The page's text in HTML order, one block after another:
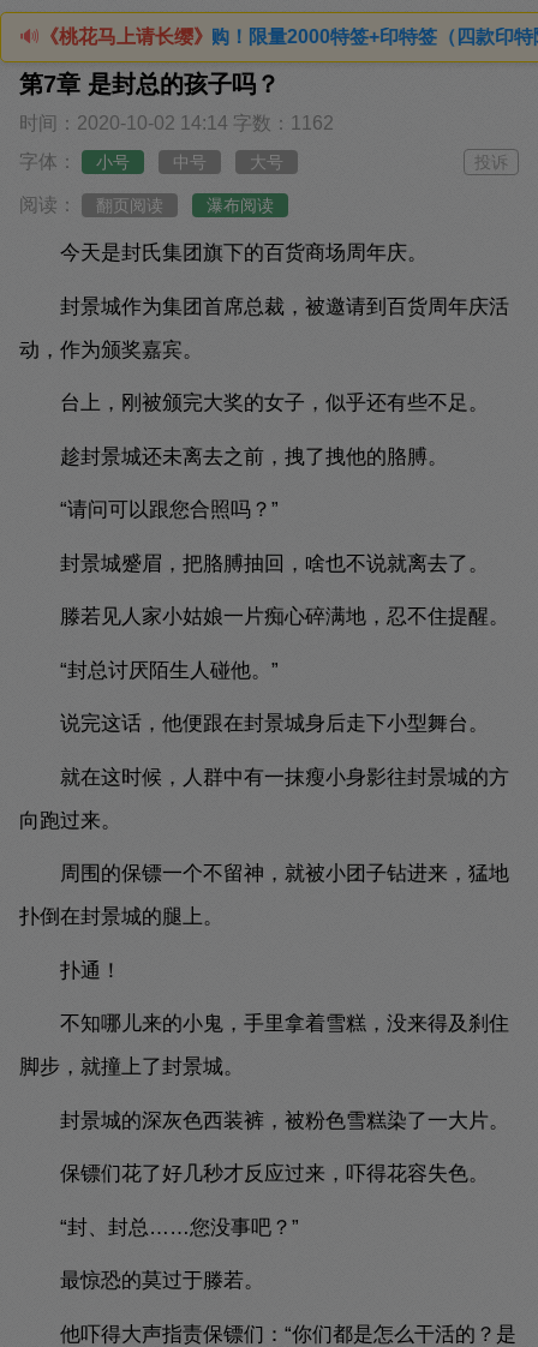
🔊 《桃花马上请长缨》
预售抢购！限量2000特签+印特签（四款印特随机
第7章 是封总的孩子吗？
时间：2020-10-02 14:14 字数：1162
字体：
小号 中号 大号 投诉
阅读： 翻页阅读 瀑布阅读
今天是封氏集团旗下的百货商场周年庆。
封景城作为集团首席总裁，被邀请到百货周年庆活
动，作为颁奖嘉宾。
台上，刚被颁完大奖的女子，似乎还有些不足。
趁封景城还未离去之前，拽了拽他的胳膊。
“请问可以跟您合照吗？”
封景城蹙眉，把胳膊抽回，啥也不说就离去了。
滕若见人家小姑娘一片痴心碎满地，忍不住提醒。
“封总讨厌陌生人碰他。”
说完这话，他便跟在封景城身后走下小型舞台。
就在这时候，人群中有一抹瘦小身影往封景城的方
向跑过来。
周围的保镖一个不留神，就被小团子钻进来，猛地
扑倒在封景城的腿上。
扑通！
不知哪儿来的小鬼，手里拿着雪糕，没来得及刹住
脚步，就撞上了封景城。
封景城的深灰色西装裤，被粉色雪糕染了一大片。
保镖们花了好几秒才反应过来，吓得花容失色。
“封、封总……您没事吧？”
最惊恐的莫过于滕若。
他吓得大声指责保镖们：“你们都是怎么干活的？是